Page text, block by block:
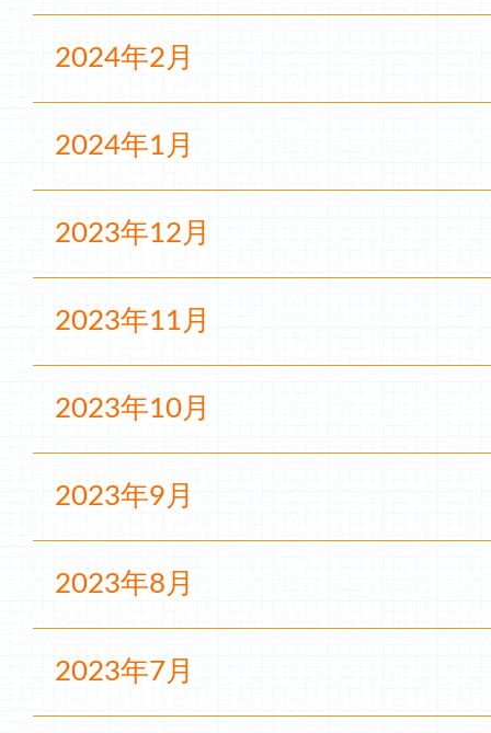
2024年2月
2024年1月
2023年12月
2023年11月
2023年10月
2023年9月
2023年8月
2023年7月